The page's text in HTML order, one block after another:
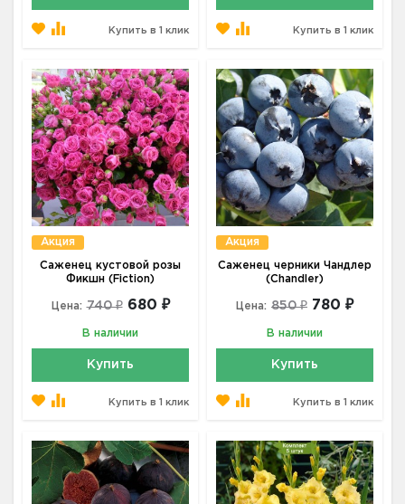
Купить в 1 клик Купить в 1 клик
Акция
Саженец кустовой розы
Фикшн (Fiction)
Цена: 740 ₽ 680 ₽
В наличии
Купить
Купить в 1 клик
Акция
Саженец черники Чандлер
(Chandler)
Цена: 850 ₽ 780 ₽
В наличии
Купить
Купить в 1 клик